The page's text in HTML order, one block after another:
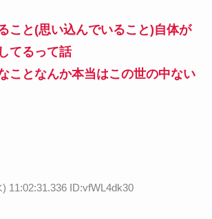
こと(思い込んでいること)自体が
てるって話
ことなんか本当はこの世の中ない
) 11:02:31.336 ID:vfWL4dk30